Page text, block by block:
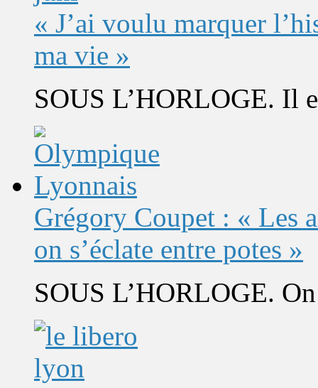
« J’ai voulu marquer
ma vie »
SOUS L’HORLOGE. Il
Grégory Coupet : « Les
on s’éclate entre potes »
SOUS L’HORLOGE.